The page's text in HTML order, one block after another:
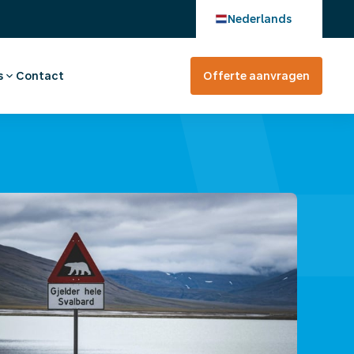
Nederlands
Contact Offerte aanvragen